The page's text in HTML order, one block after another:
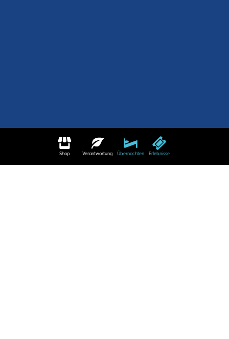
Shop Verantwortung Übernachten Erlebnisse